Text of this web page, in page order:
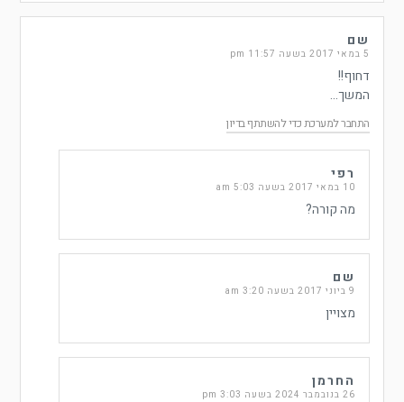
שם
5 במאי 2017 בשעה 11:57 pm
דחוף!!
המשך…
התחבר למערכת כדי להשתתף בדיון
רפי
10 במאי 2017 בשעה 5:03 am
מה קורה?
שם
9 ביוני 2017 בשעה 3:20 am
מצויין
החרמן
26 בנובמבר 2024 בשעה 3:03 pm